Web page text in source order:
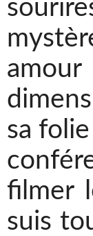
sa
filmer
suis